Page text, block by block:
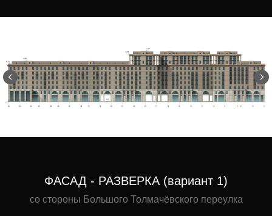
ФАСАД - РАЗВЕРКА (вариант 1)
со стороны Большого Толмачёвского переулка